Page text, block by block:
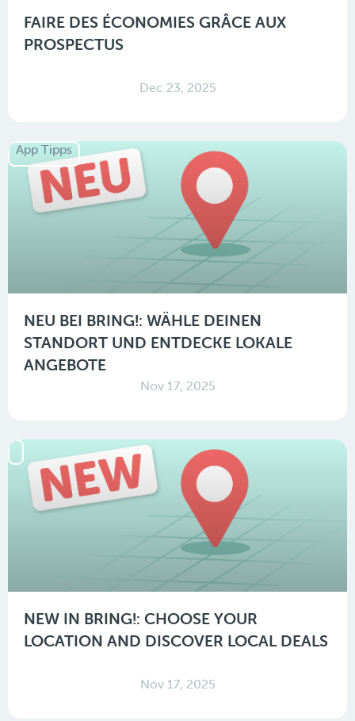
FAIRE DES ÉCONOMIES GRÂCE AUX
PROSPECTUS
Dec 23, 2025
App Tipps
NEU BEI BRING!: WÄHLE DEINEN
STANDORT UND ENTDECKE LOKALE
ANGEBOTE
Nov 17, 2025
NEW IN BRING!: CHOOSE YOUR
LOCATION AND DISCOVER LOCAL DEALS
Nov 17, 2025